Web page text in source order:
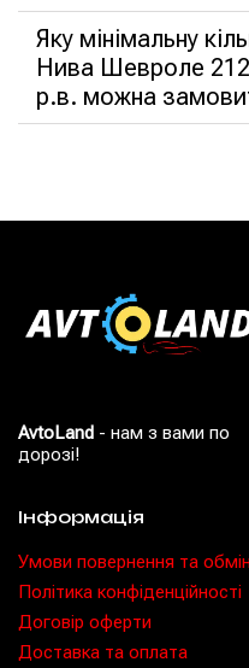
Яку мінімальну
Нива Шевроле
р.в. можна
AvtoLand - нам з вами по
дорозі!
Інформація
Умови повернення та
Політика конфіденційності
Договір оферти
Доставка та оплата